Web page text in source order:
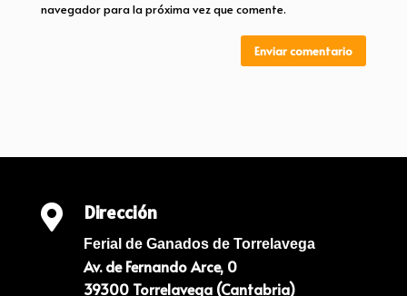
navegador para la próxima vez que comente.
Enviar comentario
 Dirección
Ferial de Ganados de Torrelavega
Av. de Fernando Arce, 0
39300 Torrelavega (Cantabria)